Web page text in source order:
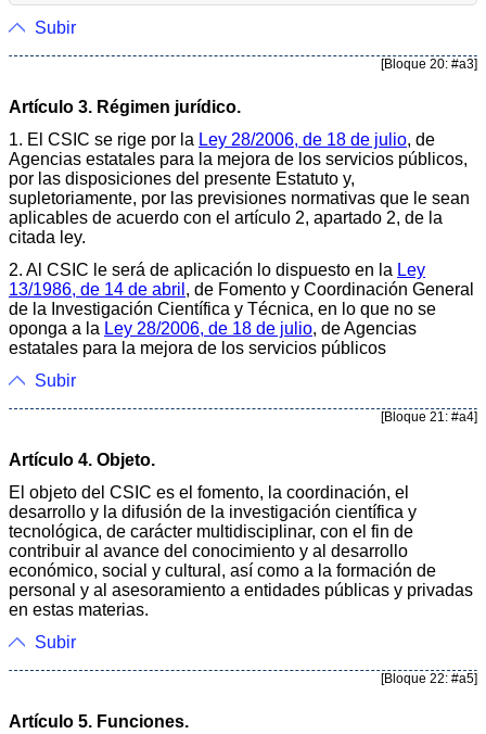
Subir
[Bloque 20: #a3]
Artículo 3. Régimen jurídico.
1. El CSIC se rige por la Ley 28/2006, de 18 de julio, de
Agencias estatales para la mejora de los servicios públicos,
por las disposiciones del presente Estatuto y,
supletoriamente, por las previsiones normativas que le sean
aplicables de acuerdo con el artículo 2, apartado 2, de la
citada ley.
2. Al CSIC le será de aplicación lo dispuesto en la Ley
13/1986, de 14 de abril , de Fomento y Coordinación General
de la Investigación Científica y Técnica, en lo que no se
oponga a la Ley 28/2006, de 18 de julio, de Agencias
estatales para la mejora de los servicios públicos
Subir
[Bloque 21: #a4]
Artículo 4. Objeto.
El objeto del CSIC es el fomento, la coordinación, el
desarrollo y la difusión de la investigación científica y
tecnológica, de carácter multidisciplinar, con el fin de
contribuir al avance del conocimiento y al desarrollo
económico, social y cultural, así como a la formación de
personal y al asesoramiento a entidades públicas y privadas
en estas materias.
Subir
[Bloque 22: #a5]
Artículo 5. Funciones.